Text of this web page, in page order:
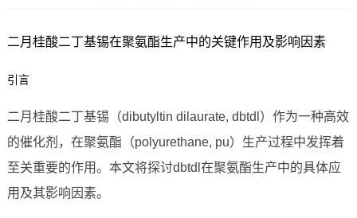
二月桂酸二丁基锡在聚氨酯生产中的关键作用及影响因素
引言
二月桂酸二丁基锡（dibutyltin dilaurate, dbtdl）作为一种高效
的催化剂，在聚氨酯（polyurethane, pu）生产过程中发挥着
至关重要的作用。本文将探讨dbtdl在聚氨酯生产中的具体应
用及其影响因素。